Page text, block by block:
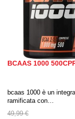
BCAAS 1000
bcaas 1000 è un
ramificata con…
49,99 €